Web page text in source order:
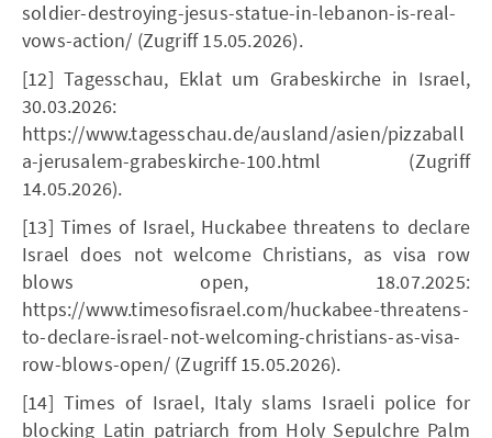
soldier-destroying-jesus-statue-in-lebanon-is-real-
vows-action/ (Zugriff 15.05.2026).
[12] Tagesschau, Eklat um Grabeskirche in Israel,
30.03.2026:
https://www.tagesschau.de/ausland/asien/pizzaball
a-jerusalem-grabeskirche-100.html (Zugriff
14.05.2026).
[13] Times of Israel, Huckabee threatens to declare
Israel does not welcome Christians, as visa row
blows open, 18.07.2025:
https://www.timesofisrael.com/huckabee-threatens-
to-declare-israel-not-welcoming-christians-as-visa-
row-blows-open/ (Zugriff 15.05.2026).
[14] Times of Israel, Italy slams Israeli police for
blocking Latin patriarch from Holy Sepulchre Palm